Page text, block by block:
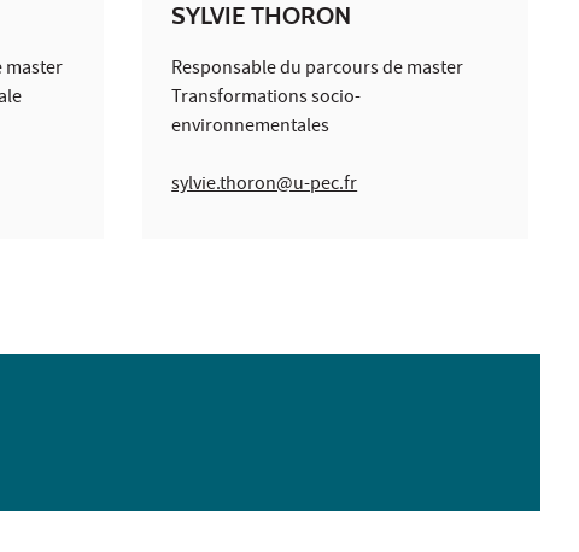
master
SYLVIE THORON
Responsable du parcours de master
Transformations socio-
environnementales
sylvie.thoron@u-pec.fr